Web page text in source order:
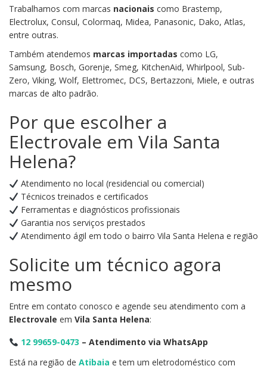
Trabalhamos com marcas nacionais como Brastemp,
Electrolux, Consul, Colormaq, Midea, Panasonic, Dako, Atlas,
entre outras.
Também atendemos marcas importadas como LG,
Samsung, Bosch, Gorenje, Smeg, KitchenAid, Whirlpool, Sub-
Zero, Viking, Wolf, Elettromec, DCS, Bertazzoni, Miele, e outras
marcas de alto padrão.
Por que escolher a
Electrovale em Vila Santa
Helena?
Atendimento no local (residencial ou comercial)
Técnicos treinados e certificados
Ferramentas e diagnósticos profissionais
Garantia nos serviços prestados
Atendimento ágil em todo o bairro Vila Santa Helena e região
Solicite um técnico agora
mesmo
Entre em contato conosco e agende seu atendimento com a
Electrovale em Vila Santa Helena:
12 99659-0473 – Atendimento via WhatsApp
Está na região de Atibaia e tem um eletrodoméstico com